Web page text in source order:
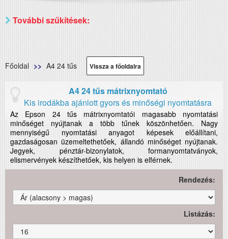
További szűkítések:
Főoldal A4 24 tűs Vissza a főoldalra
A4 24 tűs mátrixnyomtató
Kis irodákba ajánlott gyors és minőségi nyomtatásra
Az Epson 24 tűs mátrixnyomtatói magasabb nyomtatási
minőséget nyújtanak a több tűnek köszönhetően. Nagy
mennyiségű nyomtatási anyagot képesek előállítani,
gazdaságosan üzemeltethetőek, állandó minőséget nyújtanak.
Jegyek, pénztár-bizonylatok, formanyomtatványok,
elismervények készíthetőek, kis helyen is elférnek.
Rendezés:
Listázás: